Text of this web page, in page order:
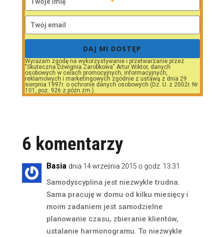
DAJ MI DOSTĘP
Wyrażam zgodę na wykorzystywanie i przetwarzanie przez
"Skuteczna Dźwignia Zarobkowa" Artur Wiktor, danych
osobowych w celach promocyjnych, informacyjnych,
reklamowych i marketingowych zgodnie z ustawą z dnia 29
sierpnia 1997r. o ochronie danych osobowych (Dz. U. z 2002r. Nr
101, poz. 926 z późn.zm.).
6 komentarzy
Basia dnia 14 września 2015 o godz. 13:31
Samodyscyplina jest niezwykle trudna.
Sama pracuję w domu od kilku miesięcy i
moim zadaniem jest samodzielne
planowanie czasu, zbieranie klientów,
ustalanie harmonogramu. To niezwykle